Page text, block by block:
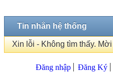
Tin nhắn hệ thống
Xin lỗi - Không tìm thấy.
Đăng nhập Đăng Ký